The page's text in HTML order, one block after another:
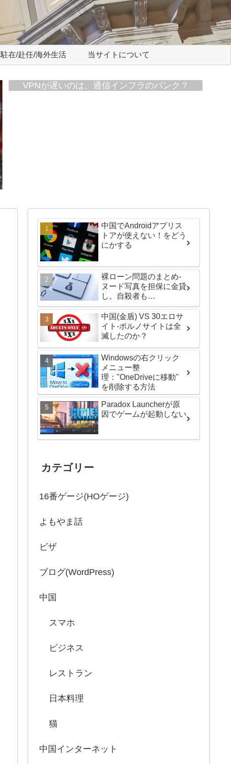
駐在/赴任/海外生活 当サイトについて
VPNが遅いのは、通信インフラのパンク？
中国でAndroidアプリス
トアが使えない！をどう
にかする
裸ローン問題のまとめ-
ヌード写真を担保に金貸
し。自殺者も…
中国(金盾) VS 30エロサ
イト-ポルノサイトは全
滅したのか？
Windowsの右クリック
メニュー整
理："OneDriveに移動"
を削除する方法
Paradox Launcherが原
因でゲームが起動しない
カテゴリー
16番ゲージ(HOゲージ)
よもやま話
ビザ
ブログ(WordPress)
中国
スマホ
ビジネス
レストラン
日本料理
猫
中国インターネット